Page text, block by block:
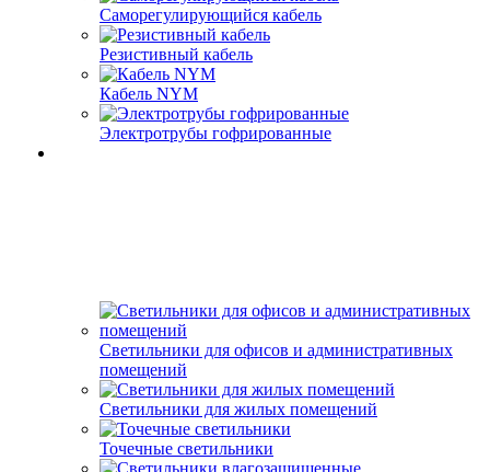
Саморегулирующийся кабель
Резистивный кабель
Кабель NYM
Электротрубы гофрированные
Светильники для офисов и административных
помещений
Светильники для жилых помещений
Точечные светильники